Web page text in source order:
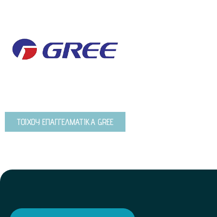
ΤΟΙΧΟΥ ΕΠΑΓΓΕΛΜΑΤΙΚΑ GREE